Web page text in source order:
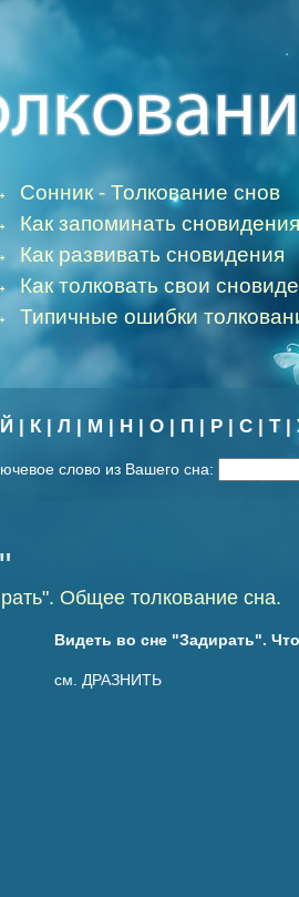
Сонник - Толкование снов
Как запоминать сновидения
Как развивать сновидения
Как толковать свои
Типичные ошибки
Й | К| Л | М | Н | О | П | Р | С | Т|
слово из Вашего сна:
Общее толкование сна.
Видеть во сне "Задирать".
см. ДРАЗНИТЬ